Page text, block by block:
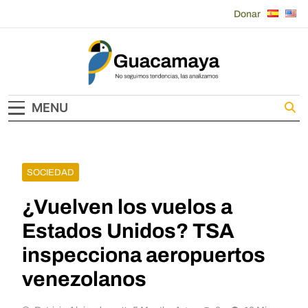
Donar
Guacamaya
MENU
SOCIEDAD
¿Vuelven los vuelos a
Estados Unidos? TSA
inspecciona aeropuertos
venezolanos